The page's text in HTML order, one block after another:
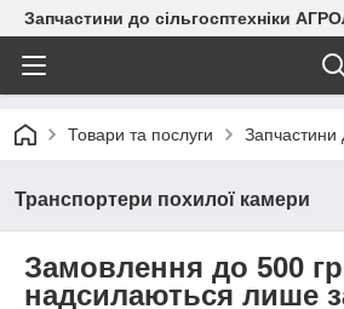
Запчастини до сільгосптехніки
Товари та послуги Запчастини
Транспортери похилої камери
Замовлення до 500
надсилаються лише